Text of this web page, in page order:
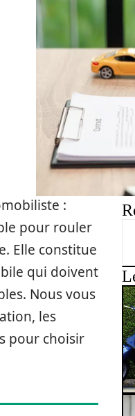
:
pour rouler
Elle constitue
qui doivent
Nous vous
les
pour choisir